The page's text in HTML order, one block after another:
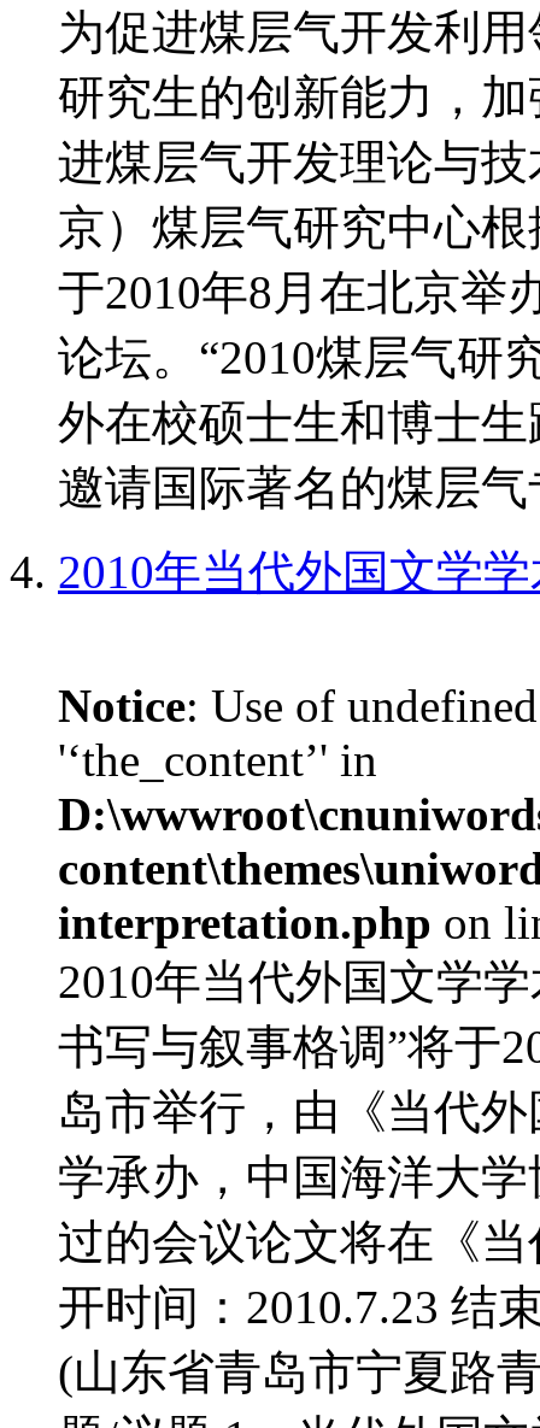
为促进煤层气开发利
研究生的创新能力，
进煤层气开发理论与
京）煤层气研究中心
于2010年8月在北京举
论坛。“2010煤层气研
外在校硕士生和博士
邀请国际著名的煤层
2010年当代外国文学
Notice: Use of
'‘the_content’' in
interpretation.php on
2010年当代外国文学
书写与叙事格调”将于
岛市举行，由《当代
学承办，中国海洋大
过的会议论文将在《
开时间：2010.7.23 结
(山东省青岛市宁夏路